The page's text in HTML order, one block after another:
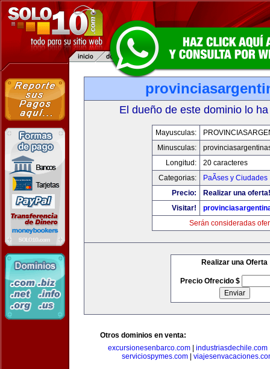
El dueño de este dominio lo
Mayusculas:
Minusculas:
Longitud:
20 caracteres
Categorias:
PaÃ­ses y Ciudades
Precio:
Realizar una oferta!
Visitar!
Serán consideradas
Realizar una Oferta
Precio Ofrecido $
Otros dominios en venta:
excursionesenbarco.com
industriasdechile.com
serviciospymes.com